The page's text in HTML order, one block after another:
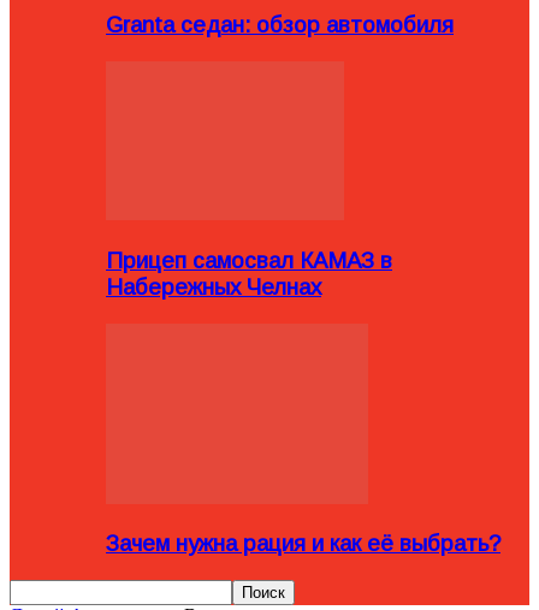
Granta седан: обзор автомобиля
Прицеп самосвал КАМАЗ в
Набережных Челнах
Зачем нужна рация и как её выбрать?